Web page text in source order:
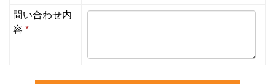
問い合わせ内
容 *